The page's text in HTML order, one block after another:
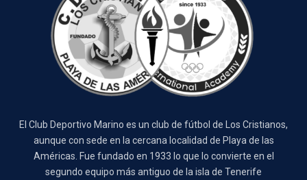
El Club Deportivo Marino es un club de fútbol de Los Cristianos,
aunque con sede en la cercana localidad de Playa de las
Américas. Fue fundado en 1933 lo que lo convierte en el
segundo equipo más antiguo de la isla de Tenerife